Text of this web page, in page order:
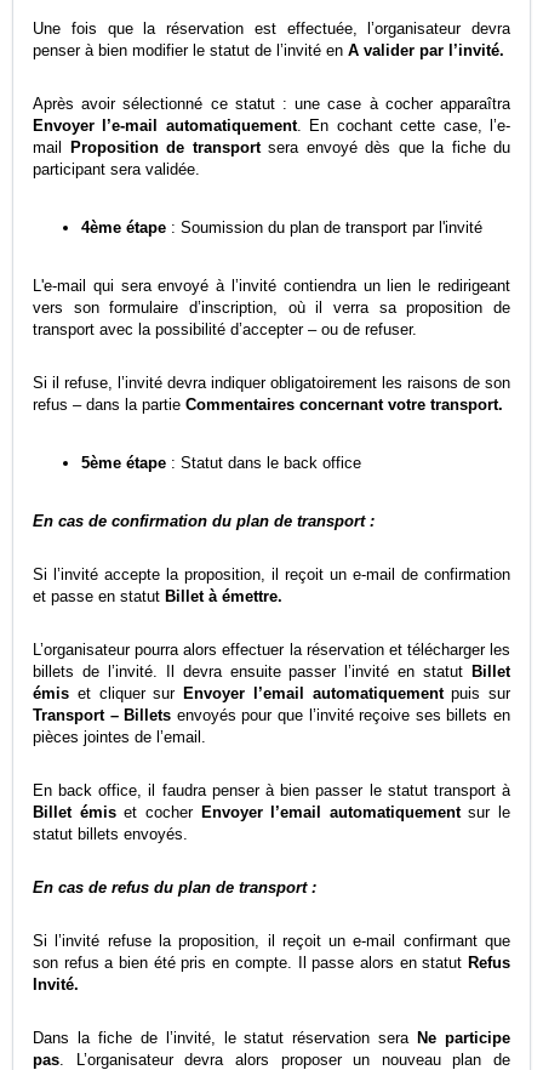
Une fois que la réservation est effectuée, l’organisateur devra
penser à bien modifier le statut de l’invité en A valider par l’invité.
Après avoir sélectionné ce statut : une case à cocher apparaîtra
Envoyer l’e-mail automatiquement. En cochant cette case, l’e-
mail
Proposition de transportsera envoyé dès que la fiche du
participant sera validée.
4ème étape : Soumission du plan de transport par l'invité
L'e-mail qui sera envoyé à l’invité contiendra un lien le redirigeant
vers son formulaire d’inscription, où il verra sa proposition de
transport avec la possibilité d’accepter – ou de refuser.
Si il refuse, l’invité devra indiquer obligatoirement les raisons de son
refus – dans la partie Commentaires concernant votre transport.
5ème étape : Statut dans le back office
En cas de confirmation du plan de transport :
Si l’invité accepte la proposition, il reçoit un e-mail de confirmation
et passe en statut Billet à émettre.
L’organisateur pourra alors effectuer la réservation et télécharger les
billets de l’invité. Il devra ensuite passer l’invité en statut Billet
émis et cliquer surEnvoyer l’email automatiquementpuis sur
Transport – Billets envoyés pour que l’invité reçoive ses billets en
pièces jointes de l’email.
En back office, il faudra penser à bien passer le statut transport à
Billet émiset cocherEnvoyer l’email automatiquementsur le
statut billets envoyés.
En cas de refus du plan de transport :
Si l’invité refuse la proposition, il reçoit un e-mail confirmant que
son refus a bien été pris en compte. Il passe alors en statut Refus
Invité.
Dans la fiche de l’invité, le statut réservation sera Ne participe
pas . L’organisateur devra alors proposer un nouveau plan de